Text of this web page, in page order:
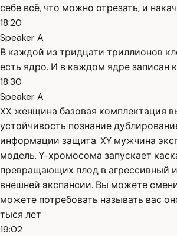
себе всё, что можно отрезать, и
18:20
Speaker A
В каждой из тридцати триллионов
есть ядро. И в каждом ядре записан
18:30
Speaker A
XX женщина базовая комплектация
устойчивость познание
информации защита. XY мужчина
модель. Y-хромосома запускает
превращающих плод в агрессивный
внешней экспансии. Вы можете
можете потребовать называть вас
тыся лет
19:02